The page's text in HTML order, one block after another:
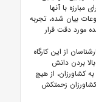
با آنها
بیان شده، تجربه
مورد دقت قرار
از این کارگاه
بردن دانش
کشاورزان، از هیچ
زحمتکش